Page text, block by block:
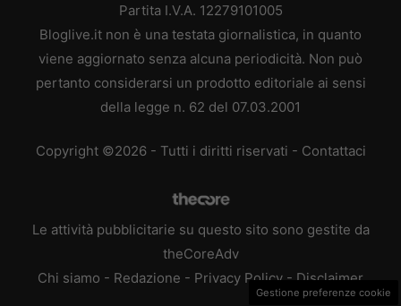
Partita I.V.A. 12279101005
Bloglive.it non è una testata giornalistica, in quanto
viene aggiornato senza alcuna periodicità. Non può
pertanto considerarsi un prodotto editoriale ai sensi
della legge n. 62 del 07.03.2001
Copyright ©2026 - Tutti i diritti riservati - Contattaci
Le attività pubblicitarie su questo sito sono gestite da
theCoreAdv
Chi siamo - Redazione - Privacy Policy - Disclaimer
Gestione preferenze cookie